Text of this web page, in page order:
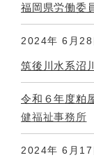
福岡県労働委
2024年 6月28
筑後川水系沼
令和６年度粕
健福祉事務所
2024年 6月17